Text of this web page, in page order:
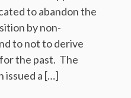
to abandon the
by non-
to not to derive
the past. The
issued a […]